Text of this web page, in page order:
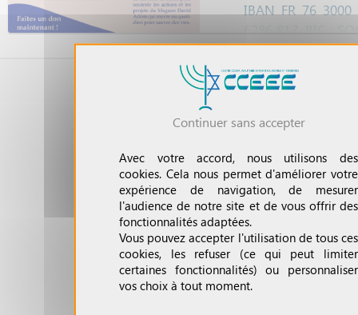
Avec votre accord, nous utilisons des
cookies. Cela nous permet d'améliorer votre
expérience de navigation, de mesurer
l'audience de notre site et de vous offrir des
fonctionnalités adaptées.
Vous pouvez accepter l'utilisation de tous ces
cookies, les refuser (ce qui peut limiter
certaines fonctionnalités) ou personnaliser
vos choix à tout moment.
Continuer sans accepter
Musée Rodin
Métro
RER Invalides
IBAN FR 76
En
MDA"
Un reçu Cerfa sera
0611 617 617
ACTUALITÉS
» Qui sommes-nous ?
» Contactez-nous
» Politique de confidentialité
» Politique d'utilisation des Cookies
MON COMPTE